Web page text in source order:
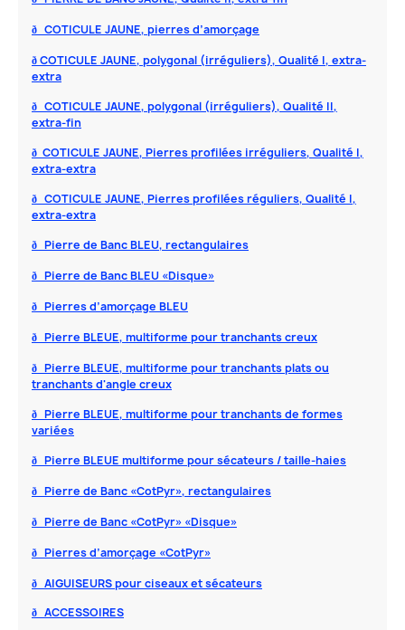
ð COTICULE JAUNE, pierres d’amorçage
ð COTICULE JAUNE, polygonal (irréguliers), Qualité I, extra-
extra
ð COTICULE JAUNE, polygonal (irréguliers), Qualité II,
extra-fin
ð COTICULE JAUNE, Pierres profilées irréguliers, Qualité I,
extra-extra
ð COTICULE JAUNE, Pierres profilées réguliers, Qualité I,
extra-extra
ð Pierre de Banc BLEU, rectangulaires
ð Pierre de Banc BLEU «Disque»
ð Pierres d’amorçage BLEU
ð Pierre BLEUE, multiforme pour tranchants creux
ð Pierre BLEUE, multiforme pour tranchants plats ou
tranchants d'angle creux
ð Pierre BLEUE, multiforme pour tranchants de formes
variées
ð Pierre BLEUE multiforme pour sécateurs / taille-haies
ð Pierre de Banc «CotPyr», rectangulaires
ð Pierre de Banc «CotPyr» «Disque»
ð Pierres d’amorçage «CotPyr»
ð AIGUISEURS pour ciseaux et sécateurs
ð ACCESSOIRES